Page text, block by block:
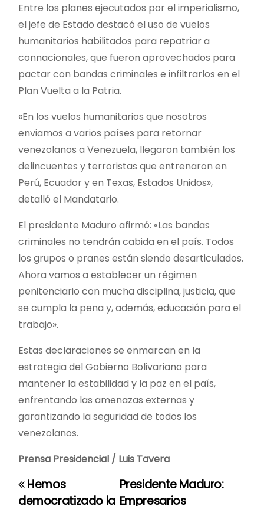
Entre los planes ejecutados por el imperialismo,
el jefe de Estado destacó el uso de vuelos
humanitarios habilitados para repatriar a
connacionales, que fueron aprovechados para
pactar con bandas criminales e infiltrarlos en el
Plan Vuelta a la Patria.
«En los vuelos humanitarios que nosotros
enviamos a varios países para retornar
venezolanos a Venezuela, llegaron también los
delincuentes y terroristas que entrenaron en
Perú, Ecuador y en Texas, Estados Unidos»,
detalló el Mandatario.
El presidente Maduro afirmó: «Las bandas
criminales no tendrán cabida en el país. Todos
los grupos o pranes están siendo desarticulados.
Ahora vamos a establecer un régimen
penitenciario con mucha disciplina, justicia, que
se cumpla la pena y, además, educación para el
trabajo».
Estas declaraciones se enmarcan en la
estrategia del Gobierno Bolivariano para
mantener la estabilidad y la paz en el país,
enfrentando las amenazas externas y
garantizando la seguridad de todos los
venezolanos.
Prensa Presidencial / Luis Tavera
N
Presidente Maduro:
Empresarios
Hemos
democratizado la